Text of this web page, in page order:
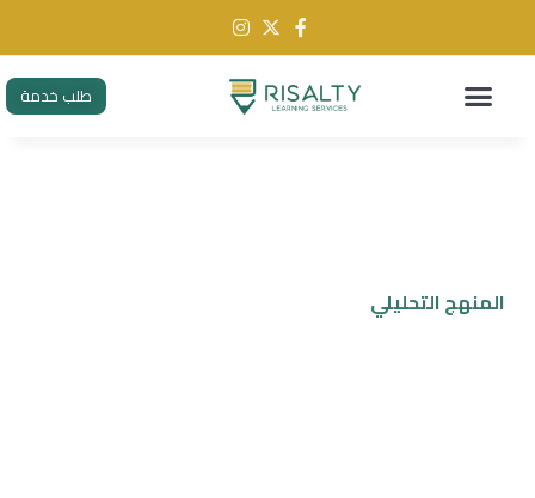
طلب خدمة
المنهج التحليلي